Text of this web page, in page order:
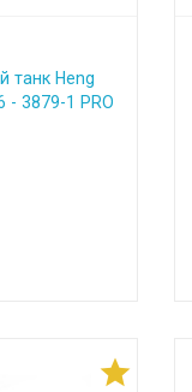
танк Heng
- 3879-1 PRO
